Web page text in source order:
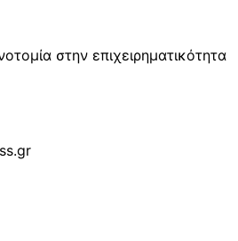
στην επιχειρηματικότητα